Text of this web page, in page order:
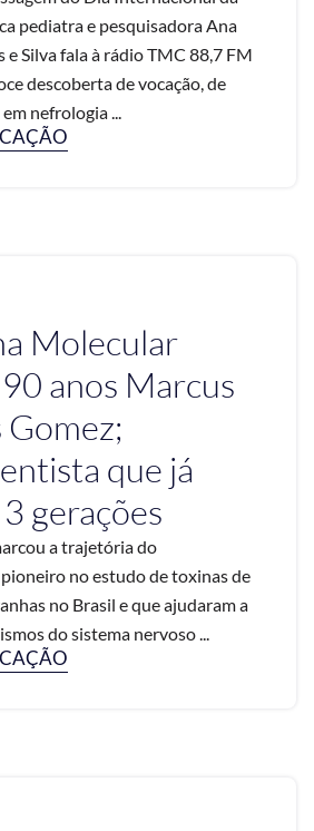
pediatra e pesquisadora Ana
e Silva fala à rádio TMC 88,7 FM
descoberta de vocação, de
nefrologia ...
Molecular
anos Marcus
que já
gerações
a trajetória do
no estudo de toxinas de
no Brasil e que ajudaram a
do sistema nervoso ...